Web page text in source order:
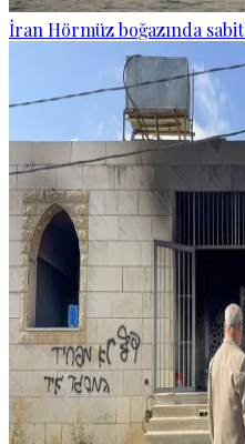
İran Hörmüz boğazında